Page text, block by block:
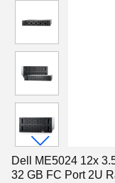
Dell ME5024 12x
32 GB FC Port 2U